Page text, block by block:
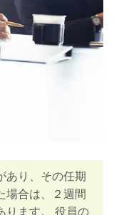
あり、その任期
場合は、２週間
ります。 役員の